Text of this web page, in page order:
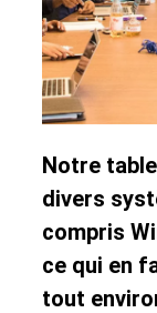
Notre
divers
compris
ce qui en
tout